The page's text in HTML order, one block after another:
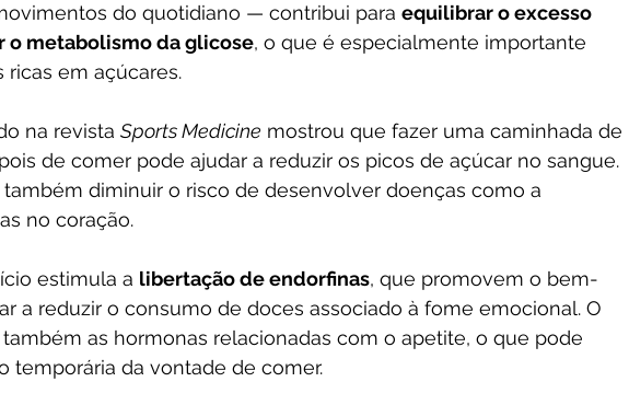
do quotidiano — contribui para equilibrar o excesso
o metabolismo da glicose, o que é especialmente importante
ricas em açúcares.
na revista Sports Medicine mostrou que fazer uma caminhada de
de comer pode ajudar a reduzir os picos de açúcar no sangue.
diminuir o risco de desenvolver doenças como a
no coração.
estimula a libertação de endorfinas, que promovem o bem-
a reduzir o consumo de doces associado à fome emocional. O
as hormonas relacionadas com o apetite, o que pode
temporária da vontade de comer.